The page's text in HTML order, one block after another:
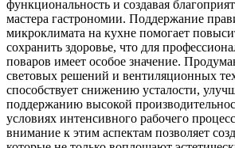
функциональность и создавая
мастера гастрономии. Поддержание
микроклимата на кухне помогает
сохранить здоровье, что для
поваров имеет особое значение.
световых решений и вентиляционных
способствует снижению усталости,
поддержанию высокой
условиях интенсивного рабочего
внимание к этим аспектам позволяет